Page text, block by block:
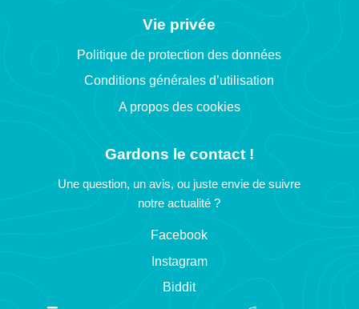
Vie privée
Politique de protection des données
Conditions générales d’utilisation
A propos des cookies
Gardons le contact !
Une question, un avis, ou juste envie de suivre
notre actualité ?
Facebook
Instagram
Biddit